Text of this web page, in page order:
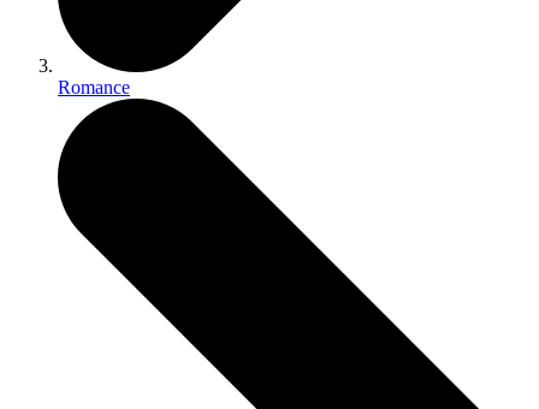
Romance